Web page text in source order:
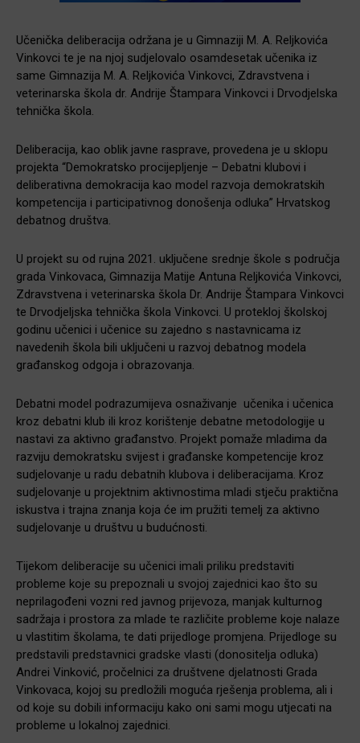
Učenička deliberacija održana je u Gimnaziji M. A. Reljkovića
Vinkovci te je na njoj sudjelovalo osamdesetak učenika iz
same Gimnazija M. A. Reljkovića Vinkovci, Zdravstvena i
veterinarska škola dr. Andrije Štampara Vinkovci i Drvodjelska
tehnička škola.
Deliberacija, kao oblik javne rasprave, provedena je u sklopu
projekta “Demokratsko procijepljenje – Debatni klubovi i
deliberativna demokracija kao model razvoja demokratskih
kompetencija i participativnog donošenja odluka” Hrvatskog
debatnog društva.
U projekt su od rujna 2021. uključene srednje škole s područja
grada Vinkovaca, Gimnazija Matije Antuna Reljkovića Vinkovci,
Zdravstvena i veterinarska škola Dr. Andrije Štampara Vinkovci
te Drvodjeljska tehnička škola Vinkovci. U protekloj školskoj
godinu učenici i učenice su zajedno s nastavnicama iz
navedenih škola bili uključeni u razvoj debatnog modela
građanskog odgoja i obrazovanja.
Debatni model podrazumijeva osnaživanje učenika i učenica
kroz debatni klub ili kroz korištenje debatne metodologije u
nastavi za aktivno građanstvo. Projekt pomaže mladima da
razviju demokratsku svijest i građanske kompetencije kroz
sudjelovanje u radu debatnih klubova i deliberacijama. Kroz
sudjelovanje u projektnim aktivnostima mladi stječu praktična
iskustva i trajna znanja koja će im pružiti temelj za aktivno
sudjelovanje u društvu u budućnosti.
Tijekom deliberacije su učenici imali priliku predstaviti
probleme koje su prepoznali u svojoj zajednici kao što su
neprilagođeni vozni red javnog prijevoza, manjak kulturnog
sadržaja i prostora za mlade te različite probleme koje nalaze
u vlastitim školama, te dati prijedloge promjena. Prijedloge su
predstavili predstavnici gradske vlasti (donositelja odluka)
Andrei Vinković, pročelnici za društvene djelatnosti Grada
Vinkovaca, kojoj su predložili moguća rješenja problema, ali i
od koje su dobili informaciju kako oni sami mogu utjecati na
probleme u lokalnoj zajednici.